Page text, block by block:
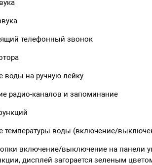
телефонный звонок
воды на ручную лейку
радио-каналов и запоминание
температуры воды (включение/
включение/выключение на панели
дисплей загорается зеленым